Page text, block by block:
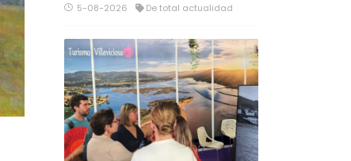
5-08-2026 De total actualidad